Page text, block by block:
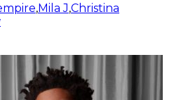
,Mila J,Christina